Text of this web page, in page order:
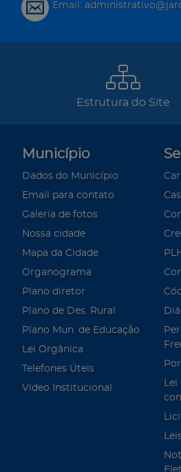
Email:
Estrutura do Site
Município
Dados do Município
Email para contato
Galeria de fotos
Nossa cidade
Mapa da Cidade
Organograma
Plano diretor
Plano de Des. Rural
Plano Mun. de Educação
Lei Orgânica
Telefones Úteis
Vídeo Institucional